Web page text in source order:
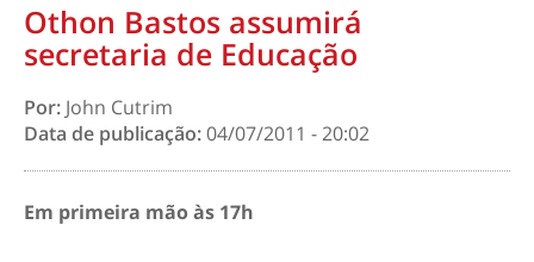
Othon Bastos assumirá
secretaria de Educação
Por: John Cutrim
Data de publicação:04/07/2011 - 20:02
Em primeira mão às 17h